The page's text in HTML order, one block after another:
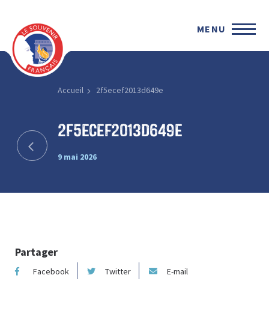
MENU
Accueil 2f5ecef2013d649e
2f5ecef2013d649e
9 mai 2026
Partager
Facebook Twitter E-mail